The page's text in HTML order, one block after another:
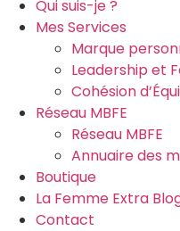
Qui suis-je ?
Mes Services
Marque
Leadership et
Cohésion
Réseau MBFE
Réseau MBFE
Annuaire des
Boutique
La Femme Extra
Contact